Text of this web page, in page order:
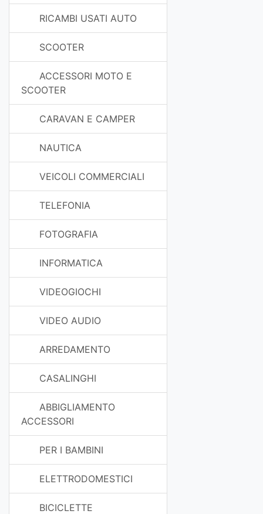
RICAMBI USATI AUTO
SCOOTER
ACCESSORI MOTO E
SCOOTER
CARAVAN E CAMPER
NAUTICA
VEICOLI COMMERCIALI
TELEFONIA
FOTOGRAFIA
INFORMATICA
VIDEOGIOCHI
VIDEO AUDIO
ARREDAMENTO
CASALINGHI
ABBIGLIAMENTO
ACCESSORI
PER I BAMBINI
ELETTRODOMESTICI
BICICLETTE